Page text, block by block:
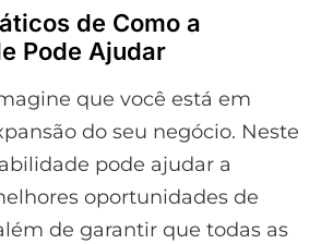
de Como a
Pode Ajudar
que você está em
do seu negócio. Neste
pode ajudar a
oportunidades de
de garantir que todas as